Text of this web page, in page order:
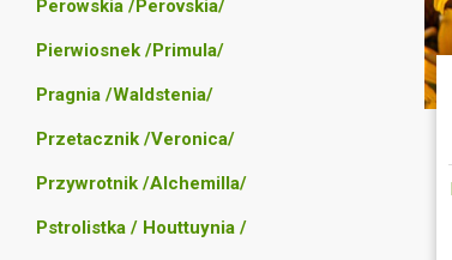
Perowskia /Perovskia/
Pierwiosnek /Primula/
Pragnia /Waldstenia/
Przetacznik /Veronica/
Przywrotnik /Alchemilla/
Pstrolistka / Houttuynia /